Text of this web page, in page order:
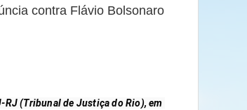
contra Flávio Bolsonaro
RJ (Tribunal de Justiça do Rio), em